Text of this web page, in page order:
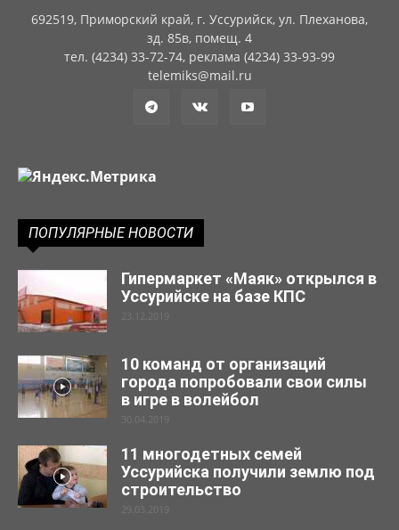
692519, Приморский край, г. Уссурийск, ул. Плеханова,
зд. 85в, помещ. 4
тел. (4234) 33-72-74, реклама (4234) 33-93-99
telemiks@mail.ru
ПОПУЛЯРНЫЕ НОВОСТИ
Гипермаркет «Маяк» открылся в
Уссурийске на базе КПС
23.12.2019
10 команд от организаций
города попробовали свои силы
в игре в волейбол
30.04.2019
11 многодетных семей
Уссурийска получили землю под
строительство
29.03.2019